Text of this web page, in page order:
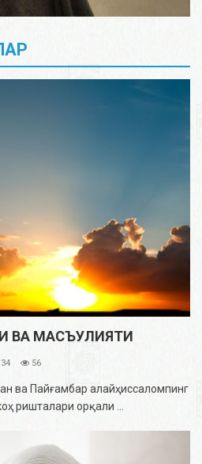
ВА МАСЪУЛИЯТИ
56
ва Пайғамбар алайҳиссаломпинг
ришталари орқали ...